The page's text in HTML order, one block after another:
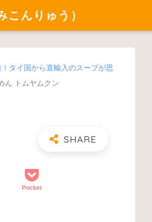
んりゅう）
！タイ国から直輸入のスープが思
ん トムヤムクン
Pocket